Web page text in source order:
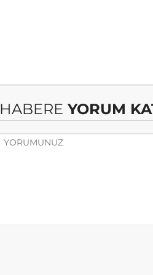
HABERE YORUM